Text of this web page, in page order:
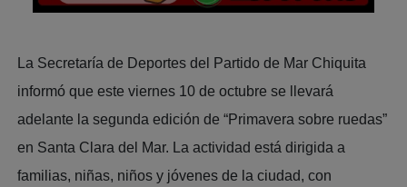
La Secretaría de Deportes del Partido de Mar Chiquita
informó que este viernes 10 de octubre se llevará
adelante la segunda edición de “Primavera sobre ruedas”
en Santa Clara del Mar. La actividad está dirigida a
familias, niñas, niños y jóvenes de la ciudad, con